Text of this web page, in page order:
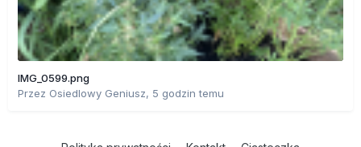
IMG_0599.png
Przez Osiedlowy Geniusz, 5 godzin temu